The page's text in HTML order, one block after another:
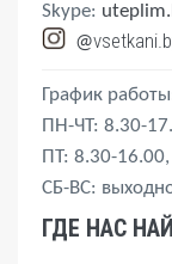
Skype:
@
График
ПН-ЧТ: 8.30-
ПТ: 8.30-16.00,
СБ-ВС:
ГДЕ НАС